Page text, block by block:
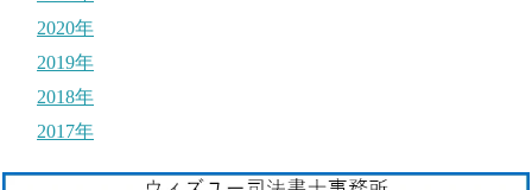
2020年
2019年
2018年
2017年